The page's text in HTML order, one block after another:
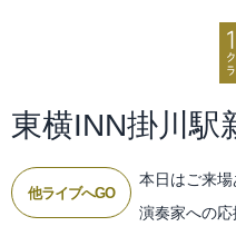
東横INN掛川駅
他ライブへGO
本日はご来場
演奏家への応